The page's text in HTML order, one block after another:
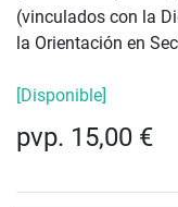
(vinculados con la
la Orientación en
[Disponible]
pvp. 15,00 €